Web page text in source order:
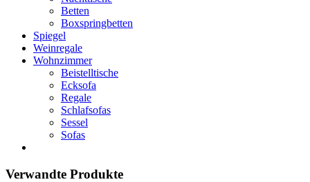
Betten
Boxspringbetten
Spiegel
Weinregale
Wohnzimmer
Beistelltische
Ecksofa
Regale
Schlafsofas
Sessel
Sofas
Verwandte Produkte